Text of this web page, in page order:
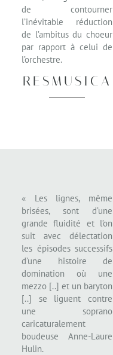
RESMUSICA
de contourner
l’inévitable réduction
de l’ambitus du choeur
par rapport à celui de
l’orchestre.
« Les lignes, même
brisées, sont d’une
grande fluidité et l’on
suit avec délectation
les épisodes successifs
d’une histoire de
domination où une
mezzo [..] et un baryton
[..] se liguent contre
une soprano
caricaturalement
boudeuse Anne-Laure
Hulin.